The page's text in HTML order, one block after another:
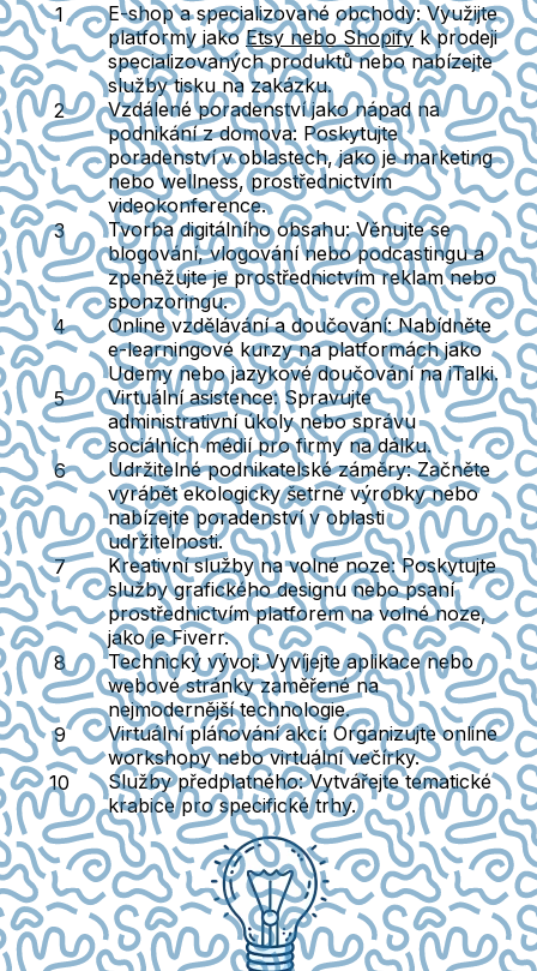
E-shop a specializované obchody: Využijte
platformy jakoEtsy nebo Shopifyk prodeji
specializovaných produktů nebo nabízejte
služby tisku na zakázku.
Vzdálené poradenství jako nápad na
podnikání z domova: Poskytujte
poradenství v oblastech, jako je marketing
nebo wellness, prostřednictvím
videokonference.
Tvorba digitálního obsahu: Věnujte se
blogování, vlogování nebo podcastingu a
zpeněžujte je prostřednictvím reklam nebo
sponzoringu.
Online vzdělávání a doučování: Nabídněte
e-learningové kurzy na platformách jako
Udemy nebo jazykové doučování na iTalki.
Virtuální asistence: Spravujte
administrativní úkoly nebo správu
sociálních médií pro firmy na dálku.
Udržitelné podnikatelské záměry: Začněte
vyrábět ekologicky šetrné výrobky nebo
nabízejte poradenství v oblasti
udržitelnosti.
Kreativní služby na volné noze: Poskytujte
služby grafického designu nebo psaní
prostřednictvím platforem na volné noze,
jako je Fiverr.
Technický vývoj: Vyvíjejte aplikace nebo
webové stránky zaměřené na
nejmodernější technologie.
Virtuální plánování akcí: Organizujte online
workshopy nebo virtuální večírky.
Služby předplatného: Vytvářejte tematické
krabice pro specifické trhy.